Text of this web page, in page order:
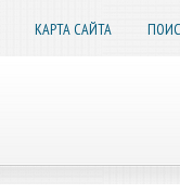
КАРТА САЙТА